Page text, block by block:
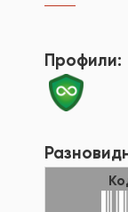
Профили: